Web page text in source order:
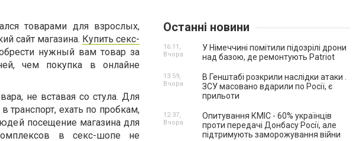
товарами для взрослых,
сайт магазина. Купить секс-
нужный вам товар за
чем покупка в онлайне
не вставая со стула. Для
транспорт, ехать по пробкам,
посещение магазина для
в секс-шопе не
Останні новини
У Німеччині помітили підозрілі дрони
над базою, де ремонтують Patriot
16:11,
Вчора
В Генштабі розкрили наслідки атаки .
ЗСУ масовано вдарили по Росії, є
прильоти
13:59,
Вчора
Опитування КМІС - 60% українців
проти передачі Донбасу Росії, але
підтримують заморожування війни
12:37,
Вчора